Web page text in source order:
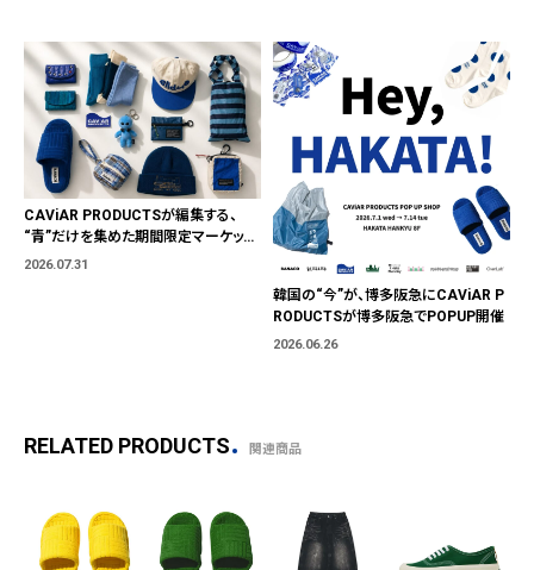
CAViAR PRODUCTSが編集する、
“青”だけを集めた期間限定マーケット
「BLUE MARKET」が横浜に。ブランド
2026.07.31
韓国の“今”が、博多阪急にCAViAR P
RODUCTSが博多阪急でPOPUP開催
2026.06.26
RELATED PRODUCTS 関連商品